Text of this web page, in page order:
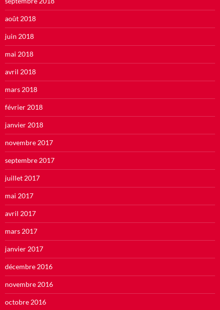
août 2018
juin 2018
mai 2018
avril 2018
mars 2018
février 2018
janvier 2018
novembre 2017
septembre 2017
juillet 2017
mai 2017
avril 2017
mars 2017
janvier 2017
décembre 2016
novembre 2016
octobre 2016